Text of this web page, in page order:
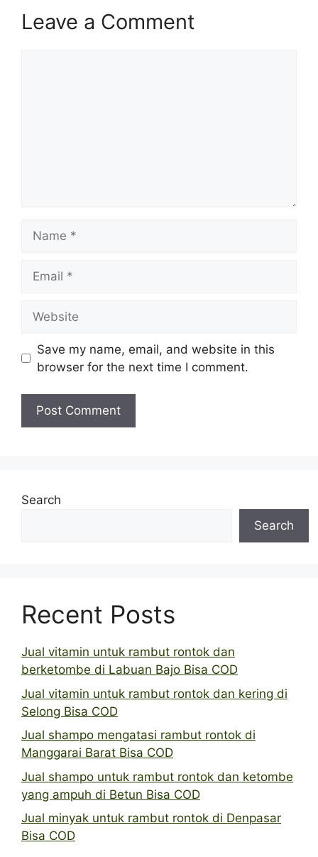
Leave a Comment
Save my name, email, and website in this
browser for the next time I comment.
Search
Search
Recent Posts
Jual vitamin untuk rambut rontok dan
berketombe di Labuan Bajo Bisa COD
Jual vitamin untuk rambut rontok dan kering di
Selong Bisa COD
Jual shampo mengatasi rambut rontok di
Manggarai Barat Bisa COD
Jual shampo untuk rambut rontok dan ketombe
yang ampuh di Betun Bisa COD
Jual minyak untuk rambut rontok di Denpasar
Bisa COD